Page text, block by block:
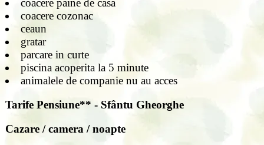
coacere paine de casa
coacere cozonac
ceaun
gratar
parcare in curte
piscina acoperita la 5 minute
animalele de companie nu au acces
Tarife Pensiune** - Sfântu Gheorghe
Cazare / camera / noapte